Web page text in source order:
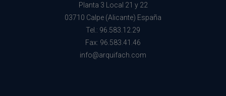
Planta 3 Local 21 y 22
03710 Calpe (Alicante) España
Tel.: 96.583.12.29
Fax: 96.583.41.46
info@arquifach.com